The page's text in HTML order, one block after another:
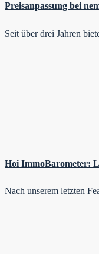
Preisanpassung bei
Seit über drei Jahren
Hoi ImmoBarometer:
Nach unserem letzten